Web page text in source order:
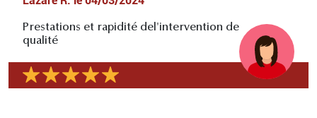
Prestations et rapidité del'intervention de
qualité